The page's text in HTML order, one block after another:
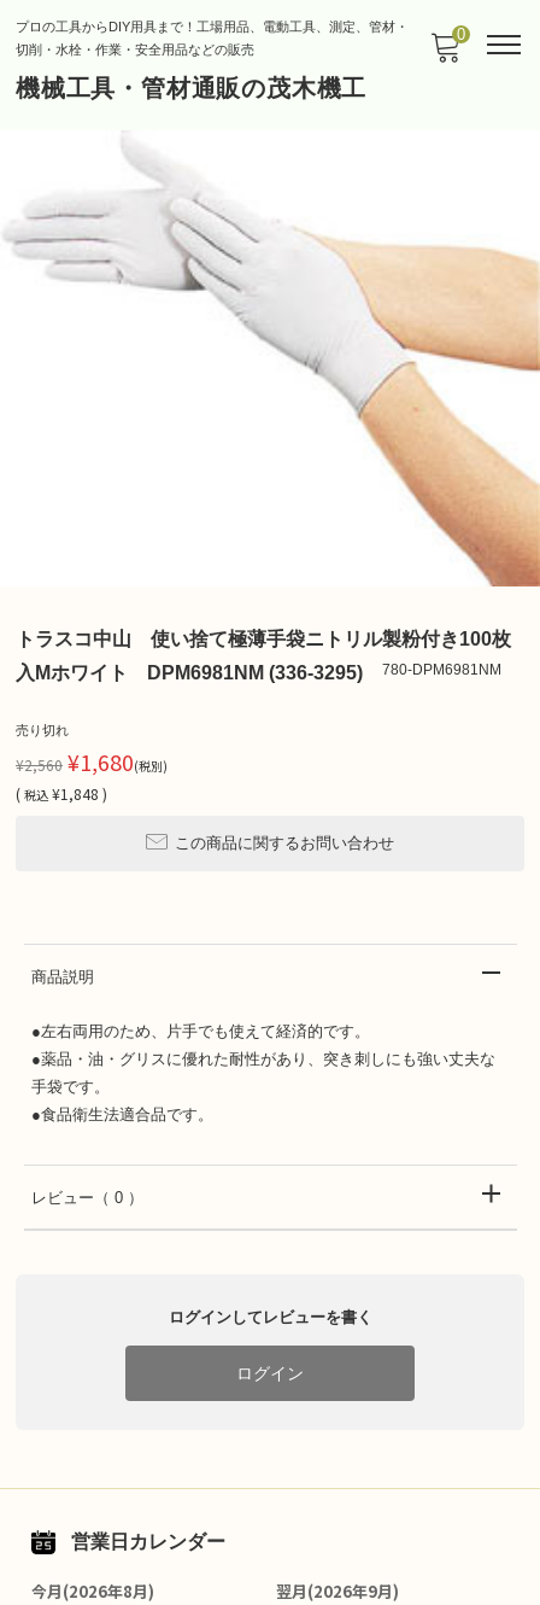
プロの工具からDIY用具まで！工場用品、電動工具、測定、管材・
切削・水栓・作業・安全用品などの販売
機械工具・管材通販の茂木機工
0
トラスコ中山 使い捨て極薄手袋ニトリル製粉付き100枚
入Mホワイト DPM6981NM (336-3295)
780-DPM6981NM
売り切れ
¥2,560 ¥1,680(税別)
( 税込 ¥1,848 )
この商品に関するお問い合わせ
商品説明
●左右両用のため、片手でも使えて経済的です。
●薬品・油・グリスに優れた耐性があり、突き刺しにも強い丈夫な
手袋です。
●食品衛生法適合品です。
レビュー （ 0 ）
ログインしてレビューを書く
ログイン
営業日カレンダー
今月(2026年8月) 翌月(2026年9月)